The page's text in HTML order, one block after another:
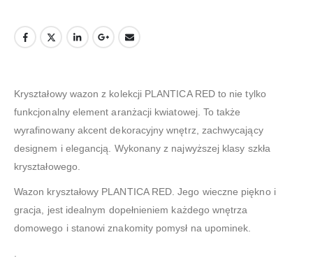
Kryształowy wazon z kolekcji PLANTICA RED to nie tylko
funkcjonalny element aranżacji kwiatowej. To także
wyrafinowany akcent dekoracyjny wnętrz, zachwycający
designem i elegancją. Wykonany z najwyższej klasy szkła
kryształowego.
Wazon kryształowy PLANTICA RED. Jego wieczne piękno i
gracja, jest idealnym dopełnieniem każdego wnętrza
domowego i stanowi znakomity pomysł na upominek.